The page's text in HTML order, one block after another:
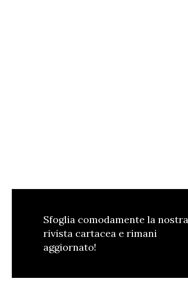
Sfoglia comodamente la nostra
rivista cartacea e rimani
aggiornato!